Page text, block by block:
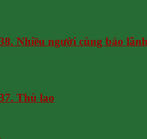
Nhiều người cùng bảo
Thù lao